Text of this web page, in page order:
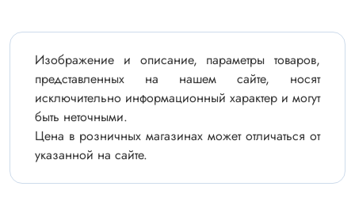
Изображение и описание, параметры товаров,
представленных на нашем сайте, носят
исключительно информационный характер и могут
быть неточными.
Цена в розничных магазинах может отличаться от
указанной на сайте.